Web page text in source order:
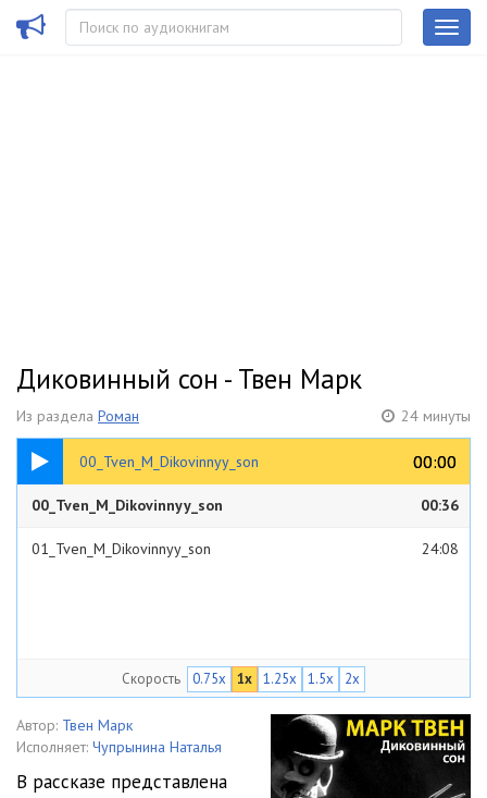
Диковинный сон - Твен Марк
Из раздела Роман 24 минуты
00_Tven_M_Dikovinnyy_son 00:00
00:00
00:36
00_Tven_M_Dikovinnyy_son 00:36
01_Tven_M_Dikovinnyy_son 24:08
Скорость 0.75x 1x 1.25x 1.5x 2x
Автор: Твен Марк
Исполняет: Чупрынина Наталья
В рассказе представлена